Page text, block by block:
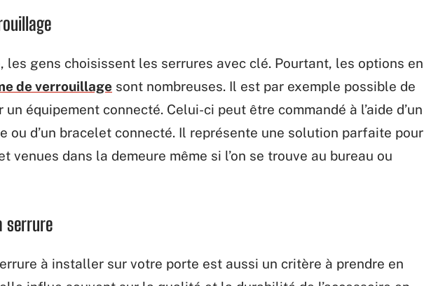
les gens choisissent les serrures avec clé. Pourtant, les options en
de verrouillage sont nombreuses. Il est par exemple possible de
équipement connecté. Celui-ci peut être commandé à l’aide d’un
ou d’un bracelet connecté. Il représente une solution parfaite pour
venues dans la demeure même si l’on se trouve au bureau ou
serrure
à installer sur votre porte est aussi un critère à prendre en